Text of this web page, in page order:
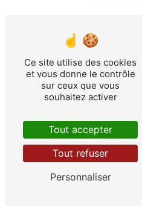
Eclaron-Braucourt-
Ce site utilise des cookies
et vous donne le contrôle
sur ceux que vous
souhaitez activer
Tout accepter
Tout refuser
Personnaliser